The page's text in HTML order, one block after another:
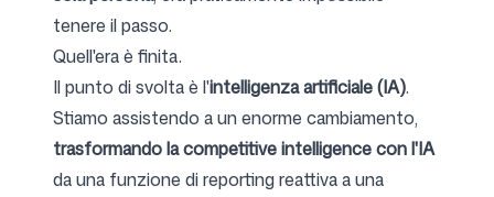
tenere il passo.
Quell'era è finita.
Il punto di svolta è l'intelligenza artificiale (IA).
Stiamo assistendo a un enorme cambiamento,
trasformando la competitive intelligence con l'IA
da una funzione di reporting reattiva a una